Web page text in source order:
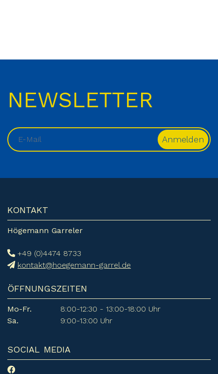
NEWSLETTER
KONTAKT
Högemann Garreler
+49 (0)4474 8733
kontakt@hoegemann-garrel.de
ÖFFNUNGSZEITEN
Mo-Fr.
8:00-12:30 - 13:00-18:00 Uhr
Sa.
9:00-13:00 Uhr
SOCIAL MEDIA